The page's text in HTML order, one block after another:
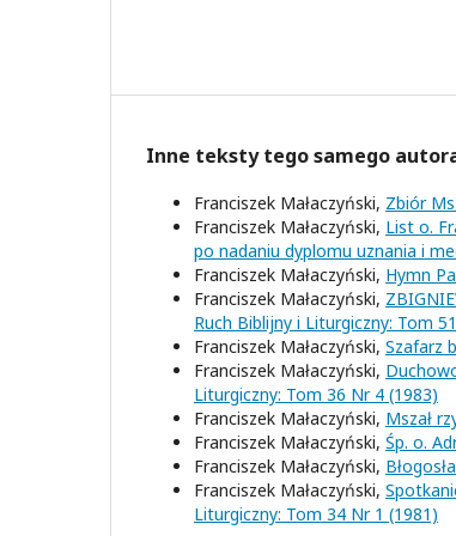
Inne teksty tego samego
Franciszek Małaczyński, Zbiór
Franciszek Małaczyński, List o.
po nadaniu dyplomu uznania i
Franciszek Małaczyński, Hymn
Franciszek Małaczyński,
Ruch Biblijny i Liturgiczny: Tom
Franciszek Małaczyński, Szafarz
Franciszek Małaczyński,
Liturgiczny: Tom 36 Nr 4 (1983)
Franciszek Małaczyński, Mszał
Franciszek Małaczyński, Śp. o.
Franciszek Małaczyński,
Franciszek Małaczyński,
Liturgiczny: Tom 34 Nr 1 (1981)